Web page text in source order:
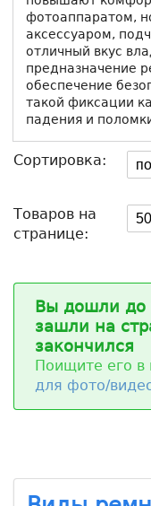
фотоаппаратом,
аксессуаром,
отличный вкус
предназначение
обеспечение
такой фиксации
падения и
Сортировка:
Товаров на
странице:
Вы дошли до
зашли на
закончился
Поищите его в
для фото/